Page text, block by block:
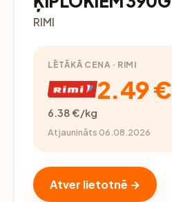
RIMI
LĒTĀKĀ CENA · RIMI
2.49 €
6.38 €/kg
Atjaunināts 06.08.2026
Atver lietotnē →